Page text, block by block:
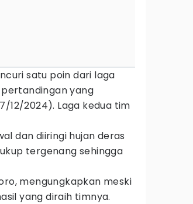
satu poin dari laga
yang
12/2024). Laga kedua tim
dan diiringi hujan deras
tergenang sehingga
mengungkapkan meski
yang diraih timnya.